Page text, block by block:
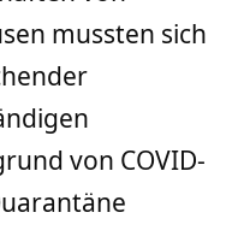
mussten sich
von COVID-